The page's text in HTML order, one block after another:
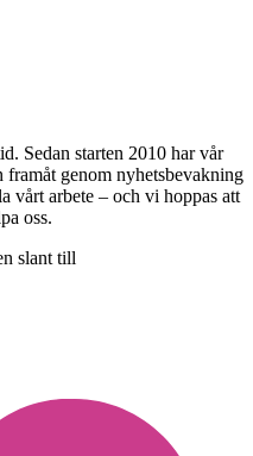
Sedan starten 2010 har vår
genom nyhetsbevakning
vårt arbete – och vi hoppas att
oss.
slant till